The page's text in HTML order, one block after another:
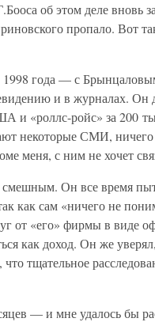
об этом деле вновь
пропало. Вот
года — с
и в журналах. Он
«роллс-ройс» за 200
некоторые СМИ, ничего
меня, с ним не хочет
Он все время
как сам «ничего не
от «его» фирмы в виде
как доход. Он же
тщательное
— и мне удалось бы